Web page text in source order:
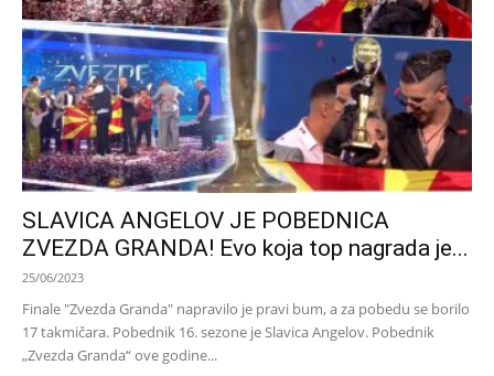
SLAVICA ANGELOV JE POBEDNICA
ZVEZDA GRANDA! Evo koja top nagrada je...
25/06/2023
Finale "Zvezda Granda" napravilo je pravi bum, a za pobedu se borilo
17 takmičara. Pobednik 16. sezone je Slavica Angelov. Pobednik
„Zvezda Granda“ ove godine...